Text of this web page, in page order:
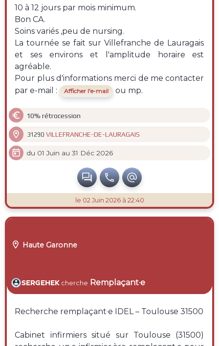
10 à 12 jours par mois minimum.
Bon CA.
Soins variés ,peu de nursing.
La tournée se fait sur Villefranche de Lauragais
et ses environs et l'amplitude horaire est
agréable.
Pour plus d'informations merci de me contacter
par e-mail :
Afficher l'e-mail ou mp.
 10% rétrocession
 31290 VILLEFRANCHE-DE-LAURAGAIS
 du 01 Juin au 31 Déc 2026
  
le 02 Juin 2026 à 22:40
 Haute Garonne
SERGEHEK cherche Remplaçant·e
Recherche remplaçant·e IDEL – Toulouse 31500
Cabinet infirmiers situé sur Toulouse (31500)